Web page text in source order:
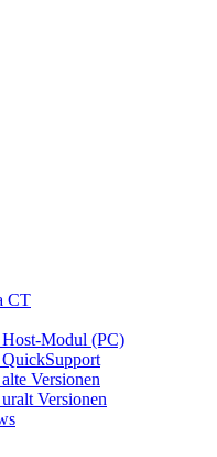
CT
Modul (PC)
Versionen
Versionen